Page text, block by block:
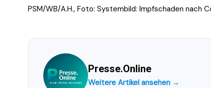
PSM/WB/A.H., Foto: Systembild: Impfschaden nach
Presse.Online
Weitere Artikel ansehen →